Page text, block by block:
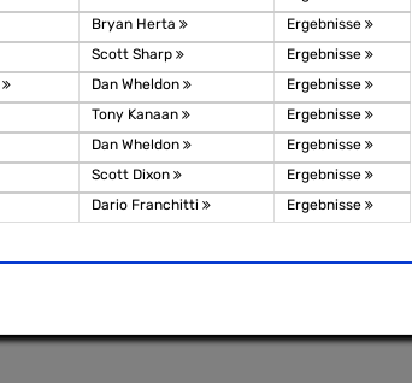
Bryan Herta
Ergebnisse
Scott Sharp
Ergebnisse
Dan Wheldon
Ergebnisse
Tony Kanaan
Ergebnisse
Dan Wheldon
Ergebnisse
Scott Dixon
Ergebnisse
Dario Franchitti Ergebnisse